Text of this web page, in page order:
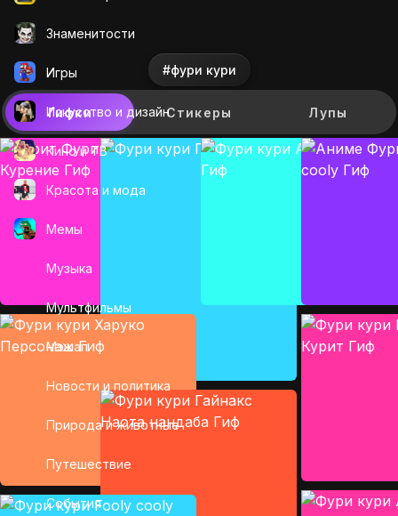
Знаменитости
Игры
Искусcтво и дизайн
Кино и ТВ
Красота и мода
Мемы
Музыка
Мультфильмы
Мэшап
Новости и политика
Природа и животные
Путешествие
События
#фури кури
Гифки Стикеры Лупы